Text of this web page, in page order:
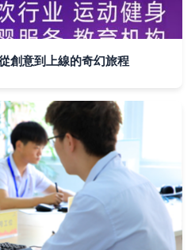
創意到上線的奇幻旅程